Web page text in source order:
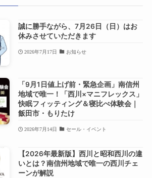
誠に勝手ながら、7月26日（日）はお
休みさせていただきます
2026年7月17日 お知らせ
「9月1日値上げ前・緊急企画」南信州
地域で唯一！「西川×マニフレックス」
快眠フィッティング＆寝比べ体験会｜
飯田市・もりたけ
2026年7月14日 セール・イベント
【2026年最新版】西川と昭和西川の違
いとは？南信州地域で唯一の西川チェ
ーンが解説